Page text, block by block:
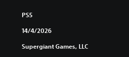
PS5
14/4/2026
Supergiant Games, LLC